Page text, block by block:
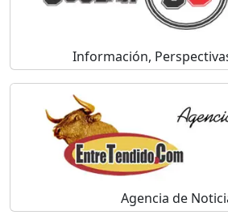
Información,
Agencia de